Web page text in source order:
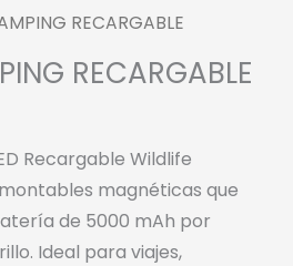
RECARGABLE
RECARGABLE
Recargable Wildlife
magnéticas que
de 5000 mAh por
Ideal para viajes,